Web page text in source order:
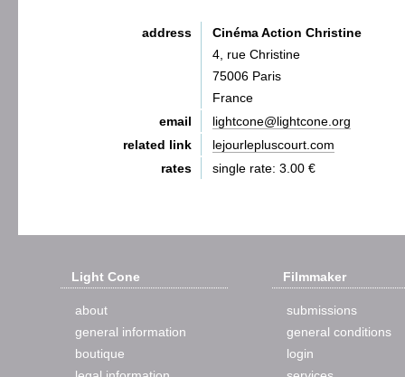
address
Cinéma Action Christine
4, rue Christine
75006 Paris
France
email
lightcone@lightcone.org
related link
lejourlepluscourt.com
rates
single rate: 3.00 €
Light Cone
about
general information
boutique
Filmmaker
submissions
general conditions
login